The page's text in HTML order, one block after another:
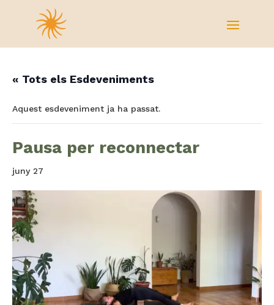
« Tots els Esdeveniments
Aquest esdeveniment ja ha passat.
Pausa per reconnectar
juny 27